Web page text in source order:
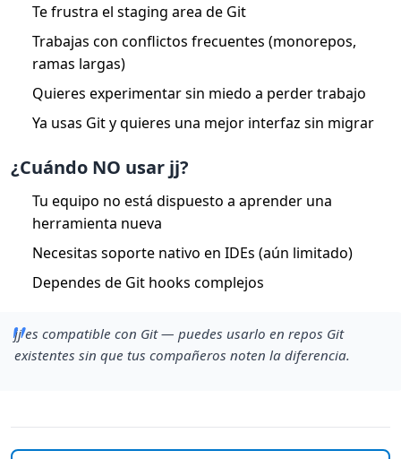
Te frustra el staging area de Git
Trabajas con conflictos frecuentes (monorepos,
ramas largas)
Quieres experimentar sin miedo a perder trabajo
Ya usas Git y quieres una mejor interfaz sin migrar
¿Cuándo NO usar jj?
Tu equipo no está dispuesto a aprender una
herramienta nueva
Necesitas soporte nativo en IDEs (aún limitado)
Dependes de Git hooks complejos
jj es compatible con Git — puedes usarlo en repos Git
existentes sin que tus compañeros noten la diferencia.